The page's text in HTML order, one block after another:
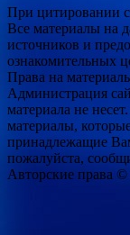
При цитировании
Все материалы на
источников и
ознакомительных
Права на
Администрация
материала не
материалы,
принадлежащие
пожалуйста,
Авторские права ©